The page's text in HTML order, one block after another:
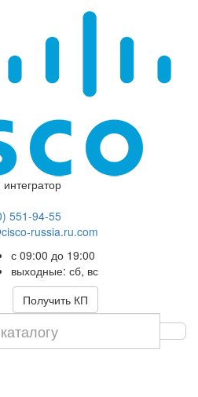
551-94-55
russia.ru.com
с 09:00 до 19:00
выходные: сб, вс
Получить КП